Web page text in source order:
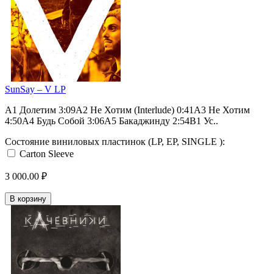
SunSay ‎– V LP
A1 Долетим 3:09A2 Не Хотим (Interlude) 0:41A3 Не Хотим
4:50A4 Будь Собой 3:06A5 Бакаджинду 2:54B1 Ус..
Состояние виниловых пластинок (LP, EP, SINGLE ):
Carton Sleeve
3 000.00 ₽
В корзину